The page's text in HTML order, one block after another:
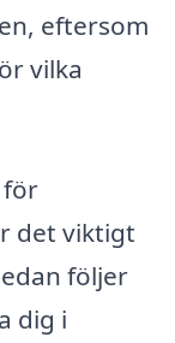
eftersom
vilka
det viktigt
följer
dig i